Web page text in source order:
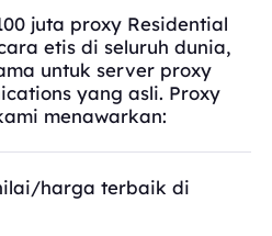
juta proxy Residential
etis di seluruh dunia,
untuk server proxy
yang asli. Proxy
menawarkan:
harga terbaik di